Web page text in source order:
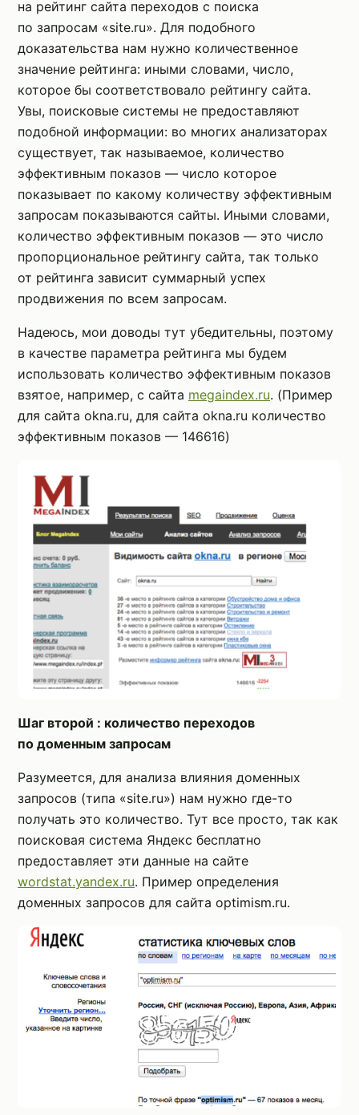
на рейтинг сайта переходов с поиска
по запросам «site.ru». Для подобного
доказательства нам нужно количественное
значение рейтинга: иными словами, число,
которое бы соответствовало рейтингу сайта.
Увы, поисковые системы не предоставляют
подобной информации: во многих анализаторах
существует, так называемое, количество
эффективным показов — число которое
показывает по какому количеству эффективным
запросам показываются сайты. Иными словами,
количество эффективным показов — это число
пропорциональное рейтингу сайта, так только
от рейтинга зависит суммарный успех
продвижения по всем запросам.
Надеюсь, мои доводы тут убедительны, поэтому
в качестве параметра рейтинга мы будем
использовать количество эффективным показов
взятое, например, с сайта megaindex.ru. (Пример
для сайта okna.ru, для сайта okna.ru количество
эффективным показов — 146616)
Шаг второй : количество переходов
по доменным запросам
Разумеется, для анализа влияния доменных
запросов (типа «site.ru») нам нужно где-то
получать это количество. Тут все просто, так как
поисковая система Яндекс бесплатно
предоставляет эти данные на сайте
wordstat.yandex.ru. Пример определения
доменных запросов для сайта optimism.ru.